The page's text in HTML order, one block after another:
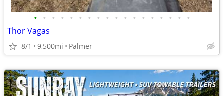
• • • • • • • • • • • • • • • • • •
Thor Vagas
8/1 9,500mi Palmer